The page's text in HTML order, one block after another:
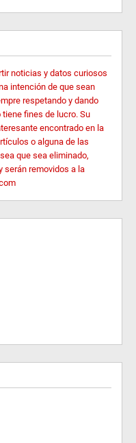
noticias y datos curiosos
intención de que sean
respetando y dando
fines de lucro. Su
encontrado en la
o alguna de las
que sea eliminado,
serán removidos a la